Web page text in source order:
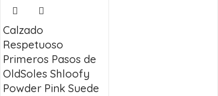
Calzado
Respetuoso
Primeros Pasos de
OldSoles Shloofy
Powder Pink Suede